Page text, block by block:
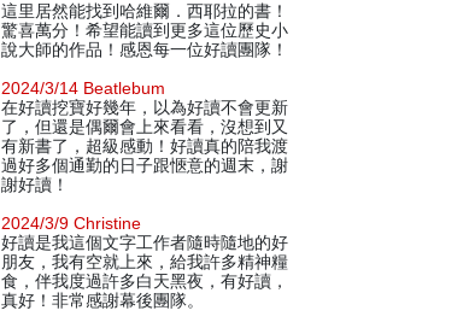
這里居然能找到哈維爾．西耶拉的書！
驚喜萬分！希望能讀到更多這位歷史小
說大師的作品！感恩每一位好讀團隊！
2024/3/14 Beatlebum
在好讀挖寶好幾年，以為好讀不會更新
了，但還是偶爾會上來看看，沒想到又
有新書了，超級感動！好讀真的陪我渡
過好多個通勤的日子跟愜意的週末，謝
謝好讀！
2024/3/9 Christine
好讀是我這個文字工作者隨時隨地的好
朋友，我有空就上來，給我許多精神糧
食，伴我度過許多白天黑夜，有好讀，
真好！非常感謝幕後團隊。